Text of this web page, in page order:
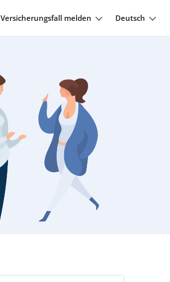
Versicherungsfall melden Deutsch